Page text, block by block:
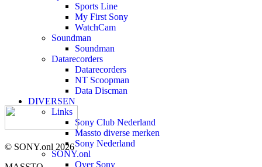
© SONY.onl 2026
Sports Line
My First Sony
WatchCam
Soundman
Soundman
Datarecorders
Datarecorders
NT Scoopman
Data Discman
DIVERSEN
Links
Sony Club Nederland
Massto diverse merken
Sony Nederland
SONY.onl
Over Sony